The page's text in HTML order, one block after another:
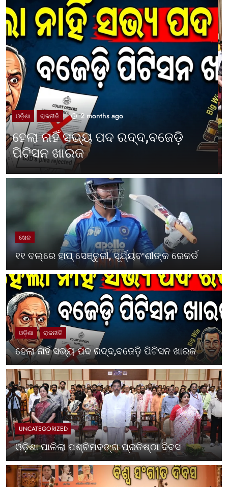
UNCATEGORIZED 2 months ago
ଓଡ଼ିଶା ପାଳିଲା ପଶ୍ଚିମବଙ୍ଗ
ପ୍ରତିଷ୍ଠା ଦିବସ
ଖେଳ
୧୧ ବଲ୍‌ରେ ହାପ୍ ସେଞ୍ଚୁରୀ, ସୂର୍ଯ୍ୟବଂଶୀଙ୍କ ରେକର୍ଡ
ଓଡ଼ିଶା ରାଜନୀତି
ହେଲା ନାହିଁ ସଭ୍ୟ ପଦ ରଦ୍ଦ,ବଜେଡ଼ି ପିଟିସନ ଖାରଜ
UNCATEGORIZED
ଓଡ଼ିଶା ପାଳିଲା ପଶ୍ଚିମବଙ୍ଗ ପ୍ରତିଷ୍ଠା ଦିବସ